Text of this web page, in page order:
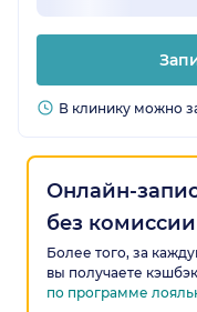
В клинику можно
Онлайн-
без комиссии
Более того, за
вы получаете кэшбэк
по программе